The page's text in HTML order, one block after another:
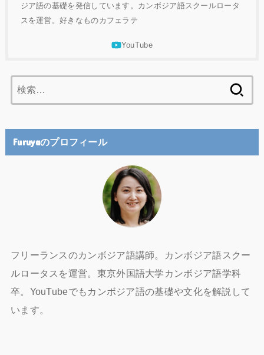
ジア語の基礎を発信しています。カンボジア語スクールロータ
スを運営。好きなものカフェラテ
索:
Furuyaのプロフィール
フリーランスのカンボジア語講師。カンボジア語スクー
ルロータスを運営。東京外国語大学カンボジア語学科
卒。YouTubeでもカンボジア語の基礎や文化を解説して
います。